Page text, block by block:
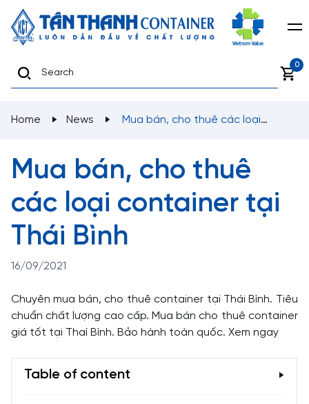
0
Home News
Mua bán, cho thuê
các loại container tại
Thái Bình
16/09/2021
Chuyên mua bán, cho thuê container tại Thái Bình. Tiêu
chuẩn chất lượng cao cấp. Mua bán cho thuê container
giá tốt tại Thaí Bình. Bảo hành toàn quốc. Xem ngay
Table of content